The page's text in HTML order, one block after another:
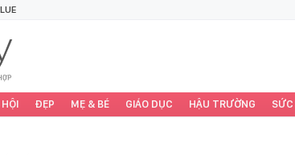
HỘI ĐẸP MẸ & BÉ GIÁO DỤC HẬU TRƯỜNG SỨC